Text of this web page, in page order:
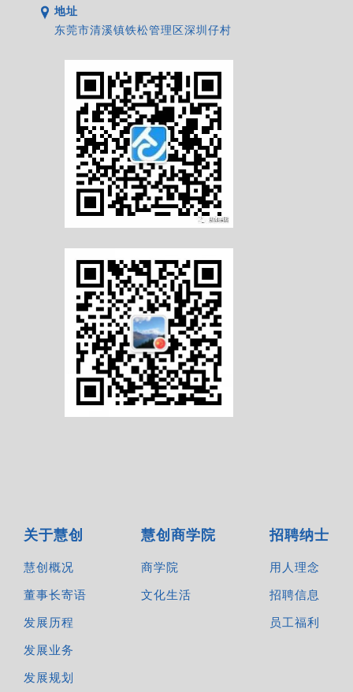
地址
东莞市清溪镇铁松管理区深圳仔村
关于慧创
慧创概况
董事长寄语
发展历程
发展业务
发展规划
慧创商学院
商学院
文化生活
招聘纳士
用人理念
招聘信息
员工福利